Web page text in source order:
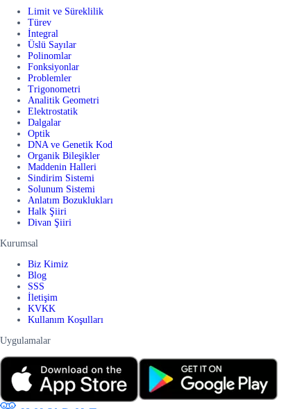
Limit ve Süreklilik
Türev
İntegral
Üslü Sayılar
Polinomlar
Fonksiyonlar
Problemler
Trigonometri
Analitik Geometri
Elektrostatik
Dalgalar
Optik
DNA ve Genetik Kod
Organik Bileşikler
Maddenin Halleri
Sindirim Sistemi
Solunum Sistemi
Anlatım Bozuklukları
Halk Şiiri
Divan Şiiri
Kurumsal
Biz Kimiz
Blog
SSS
İletişim
KVKK
Kullanım Koşulları
Uygulamalar